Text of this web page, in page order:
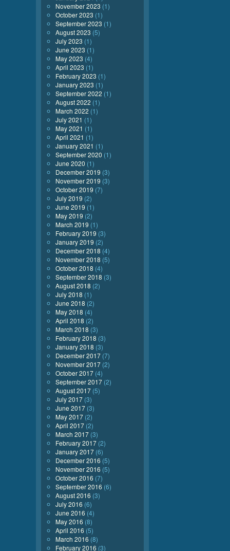
November 2023 (1)
October 2023 (1)
September 2023 (1)
August 2023 (5)
July 2023 (1)
June 2023 (1)
May 2023 (4)
April 2023 (1)
February 2023 (1)
January 2023 (1)
September 2022 (1)
August 2022 (1)
March 2022 (1)
July 2021 (1)
May 2021 (1)
April 2021 (1)
January 2021 (1)
September 2020 (1)
June 2020 (1)
December 2019 (3)
November 2019 (3)
October 2019 (7)
July 2019 (2)
June 2019 (1)
May 2019 (2)
March 2019 (1)
February 2019 (3)
January 2019 (2)
December 2018 (4)
November 2018 (5)
October 2018 (4)
September 2018 (3)
August 2018 (2)
July 2018 (1)
June 2018 (2)
May 2018 (4)
April 2018 (2)
March 2018 (3)
February 2018 (3)
January 2018 (3)
December 2017 (7)
November 2017 (2)
October 2017 (4)
September 2017 (2)
August 2017 (5)
July 2017 (3)
June 2017 (3)
May 2017 (2)
April 2017 (2)
March 2017 (3)
February 2017 (2)
January 2017 (6)
December 2016 (5)
November 2016 (5)
October 2016 (7)
September 2016 (6)
August 2016 (3)
July 2016 (6)
June 2016 (4)
May 2016 (8)
April 2016 (5)
March 2016 (8)
February 2016 (3)